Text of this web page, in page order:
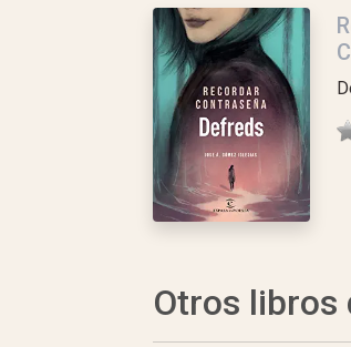
Otros libros